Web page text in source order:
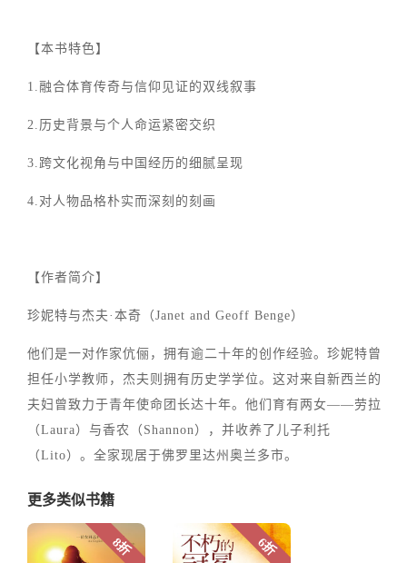
【本书特色】
1.融合体育传奇与信仰见证的双线叙事
2.历史背景与个人命运紧密交织
3.跨文化视角与中国经历的细腻呈现
4.对人物品格朴实而深刻的刻画
【作者简介】
珍妮特与杰夫·本奇（Janet and Geoff Benge）
他们是一对作家伉俪，拥有逾二十年的创作经验。珍妮特曾
担任小学教师，杰夫则拥有历史学学位。这对来自新西兰的
夫妇曾致力于青年使命团长达十年。他们育有两女——劳拉
（Laura）与香农（Shannon），并收养了儿子利托
（Lito）。全家现居于佛罗里达州奥兰多市。
更多类似书籍